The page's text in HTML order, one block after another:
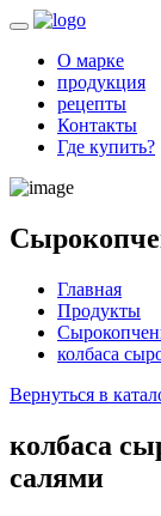
О марке
продукция
рецепты
Контакты
Где купить?
Главная
Продукты
колбаса
Вернуться в
колбаса
салями